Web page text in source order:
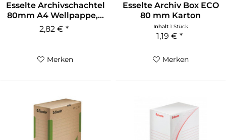
Esselte Archivschachtel
80mm A4 Wellpappe,...
2,82 € *
Merken
Esselte Archiv Box ECO
80 mm Karton
naturbraun
Inhalt 1 Stück
1,19 € *
Merken